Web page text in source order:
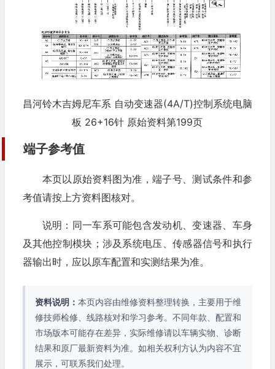
昌河铃木吉姆尼车系 自动变速器(4A/T)控制系统电脑
板 26+16针 原始资料第199页
端子参考值
本页以原始资料图为准，端子号、测试条件和参
考值请按上方资料图核对。
说明：同一车系可能包含发动机、变速器、车身
及其他控制模块；涉及系统电压、传感器信号和执行
器输出时，应以原车配置和实测结果为准。
资料说明： 本页内容由维修资料整理转换，主要用于维
修技师检修、线路核对和学习参考。不同年款、配置和
市场版本可能存在差异，实际维修请以车辆实物、诊断
结果和原厂最新资料为准。如相关权利方认为内容不宜
展示，可联系我们处理。